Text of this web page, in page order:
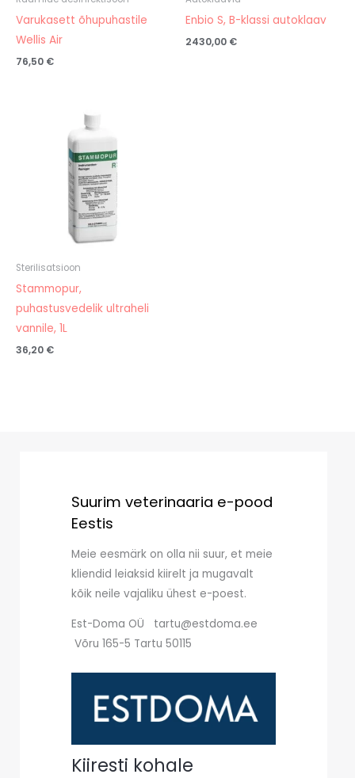
Varukasett õhupuhastile
Wellis Air
76,50 €
Enbio S, B-klassi autoklaav
2430,00 €
Sterilisatsioon
Stammopur,
puhastusvedelik ultraheli
vannile, 1L
36,20 €
Suurim veterinaaria e-pood
Eestis
Meie eesmärk on olla nii suur, et meie
kliendid leiaksid kiirelt ja mugavalt
kõik neile vajaliku ühest e-poest.
Est-Doma OÜ tartu@estdoma.ee
Võru 165-5 Tartu 50115
Kiiresti kohale